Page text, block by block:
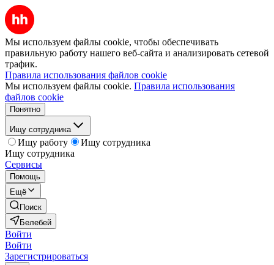
Мы используем файлы cookie, чтобы обеспечивать
правильную работу нашего веб-сайта и анализировать сетевой
трафик.
Правила использования файлов cookie
Мы используем файлы cookie. Правила использования
файлов cookie
Понятно
Ищу сотрудника
Ищу работу
Ищу сотрудника
Ищу сотрудника
Сервисы
Помощь
Ещё
Поиск
Белебей
Войти
Войти
Зарегистрироваться